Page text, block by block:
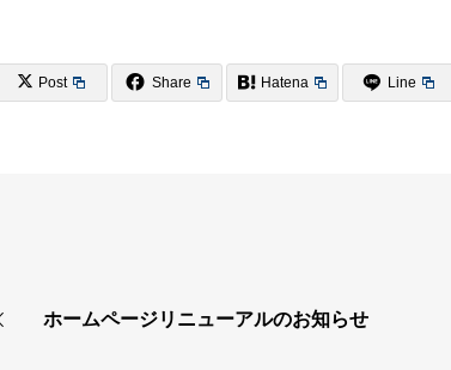
Post Share Hatena Line
ホームページリニューアルのお知らせ